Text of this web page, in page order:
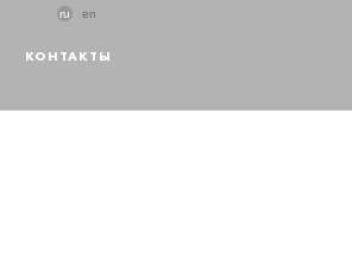
КОНТАКТЫ
ru en